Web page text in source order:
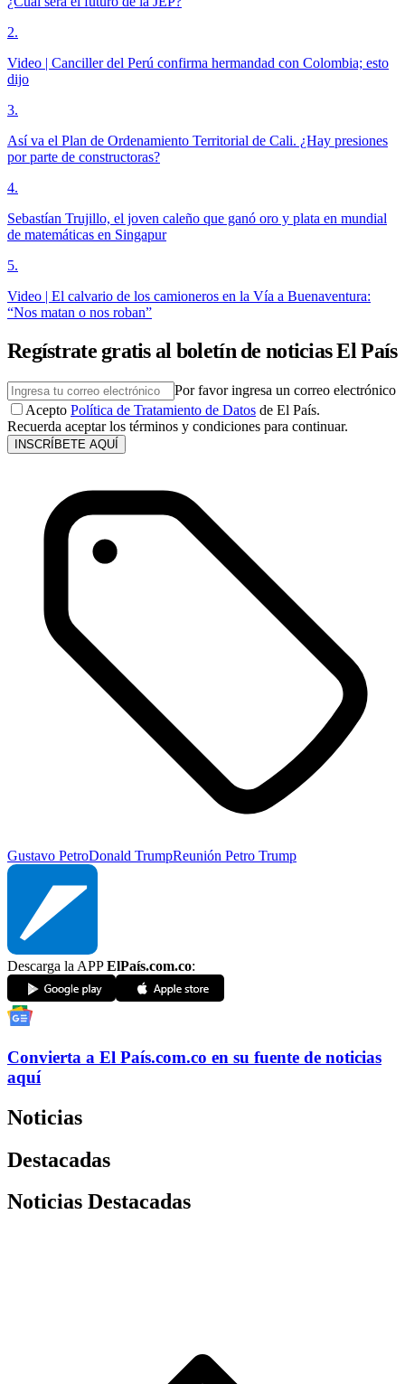
2.
Video | Canciller del Perú confirma hermandad con Colombia; esto
dijo
3.
Así va el Plan de Ordenamiento Territorial de Cali. ¿Hay presiones
por parte de constructoras?
4.
Sebastían Trujillo, el joven caleño que ganó oro y plata en mundial
de matemáticas en Singapur
5.
Video | El calvario de los camioneros en la Vía a Buenaventura:
“Nos matan o nos roban”
Regístrate gratis al boletín de noticias El País
Por favor ingresa un correo electrónico
Acepto Política de Tratamiento de Datos de El País.
Recuerda aceptar los términos y condiciones para continuar.
INSCRÍBETE AQUÍ
Gustavo PetroDonald TrumpReunión Petro Trump
Descarga la APPElPaís.com.co:
Convierta a El País.com.co en su fuente de noticias
aquí
Noticias
Destacadas
Noticias Destacadas